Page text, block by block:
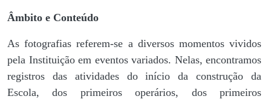
Âmbito e Conteúdo
As fotografias referem-se a diversos momentos vividos
pela Instituição em eventos variados. Nelas, encontramos
registros das atividades do início da construção da
Escola, dos primeiros operários, dos primeiros